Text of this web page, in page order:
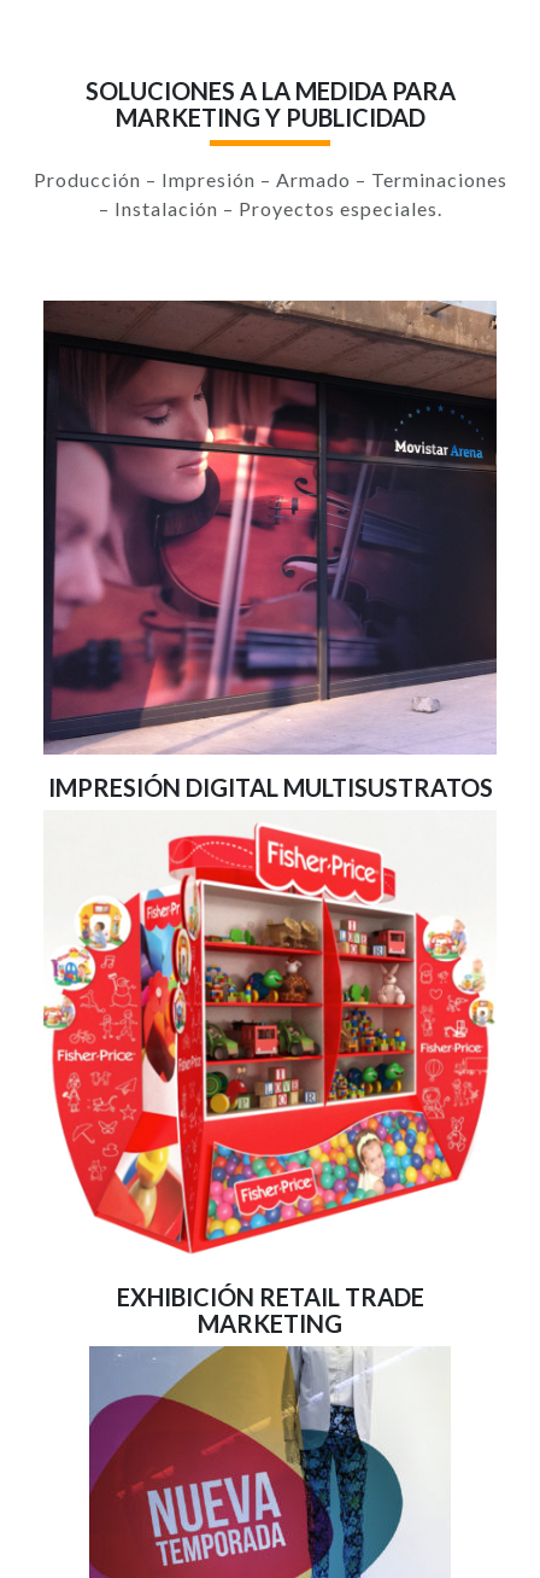
SOLUCIONES A LA MEDIDA PARA
MARKETING Y PUBLICIDAD
Producción – Impresión – Armado – Terminaciones
– Instalación – Proyectos especiales.
IMPRESIÓN DIGITAL MULTISUSTRATOS
EXHIBICIÓN RETAIL TRADE
MARKETING